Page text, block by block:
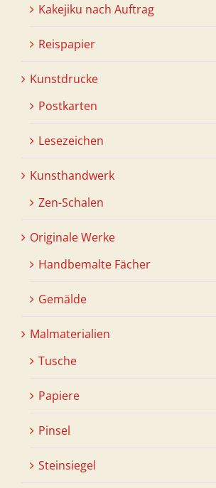
Kakejiku nach Auftrag
Reispapier
Kunstdrucke
Postkarten
Lesezeichen
Kunsthandwerk
Zen-Schalen
Originale Werke
Handbemalte Fächer
Gemälde
Malmaterialien
Tusche
Papiere
Pinsel
Steinsiegel